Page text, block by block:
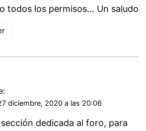
todos los permisos… Un saludo
diciembre, 2020 a las 20:06
dedicada al foro, para